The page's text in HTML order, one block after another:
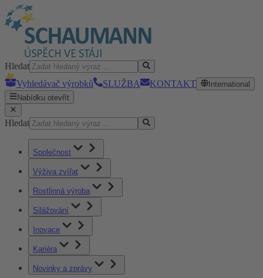
Hledat
Vyhledávač výrobků
SLUŽBA KONTAKT
International
Nabídku otevřít
Hledat
Společnost
Výživa zvířat
Rostlinná výroba
Silážování
Inovace
Kariéra
Novinky a zprávy